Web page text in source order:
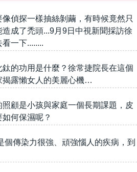
偵探一樣抽絲剝繭，有時候竟然只
成了禿頭...9月9日中視新聞採訪徐
一下........
的功用是什麼？徐常捷院長在這個
揭露懶女人的美麗心機…
顧是小孩與家庭一個長期課題，皮
何保濕呢？
個傳染力很強、頑強惱人的疾病，到